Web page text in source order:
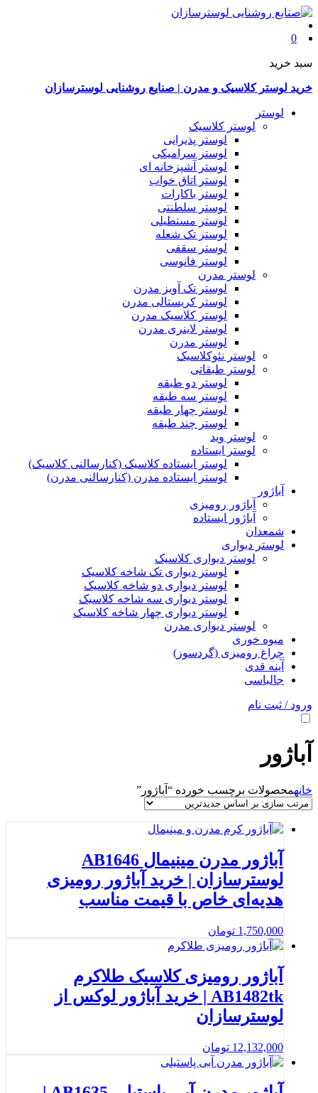
0
سبد خرید
خرید لوستر کلاسیک و مدرن | صنایع روشنایی لوسترسازان
لوستر
لوستر کلاسیک
لوستر پذیرایی
لوستر سرامیکی
لوستر آشپزخانه ای
لوستر اتاق خواب
لوستر باکارات
لوستر سلطنتی
لوستر مستطیلی
لوستر تک شعله
لوستر سقفی
لوستر فانوسی
لوستر مدرن
لوستر تک آویز مدرن
لوستر کریستالی مدرن
لوستر کلاسیک مدرن
لوستر لاینری مدرن
لوستر مدرن
لوستر نئوکلاسیک
لوستر طبقاتی
لوستر دو طبقه
لوستر سه طبقه
لوستر چهار طبقه
لوستر چند طبقه
لوستر وید
لوستر ایستاده
لوستر ایستاده کلاسیک (کنارسالنی کلاسیک)
لوستر ایستاده مدرن (کنارسالنی مدرن)
آباژور
آباژور رومیزی
آباژور ایستاده
شمعدان
لوستر دیواری
لوستر دیواری کلاسیک
لوستر دیواری تک شاخه کلاسیک
لوستر دیواری دو شاخه کلاسیک
لوستر دیواری سه شاخه کلاسیک
لوستر دیواری چهار شاخه کلاسیک
لوستر دیواری مدرن
میوه خوری
چراغ رومیزی (گردسوز)
آینه قدی
جالباسی
ورود / ثبت نام
آباژور
خانهمحصولات برچسب خورده “آباژور”
آباژور مدرن مینیمال AB1646
لوسترسازان | خرید آباژور رومیزی
هدیه‌ای خاص با قیمت مناسب
1,750,000 تومان
آباژور رومیزی کلاسیک طلاکرم
AB1482tk | خرید آباژور لوکس از
لوسترسازان
12,132,000 تومان